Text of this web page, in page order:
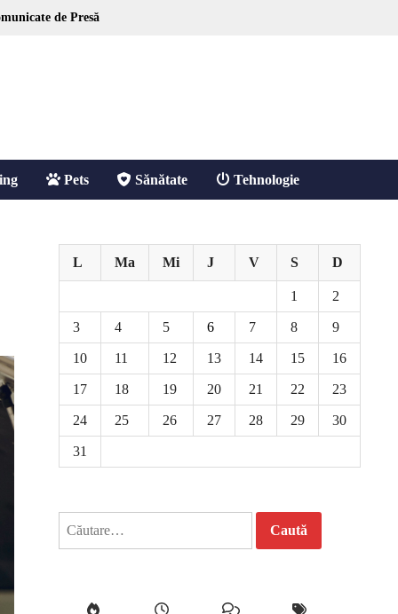
de Presă
Pets Sănătate Tehnologie
L Ma Mi J V S D
1 2
3 4 5 6 7 8 9
10 11 12 13 14 15 16
17 18 19 20 21 22 23
24 25 26 27 28 29 30
31